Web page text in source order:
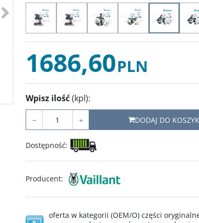
1686,60PLN
Wpisz ilość(kpl):
− + DODAJ DO
Dostępność:
Producent:
oferta w kategorii (OEM/O) części